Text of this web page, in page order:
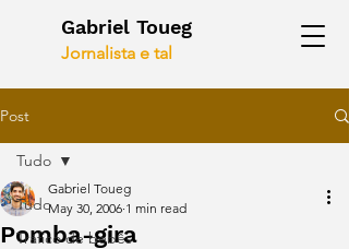
Gabriel Toueg
Jornalista e tal
Post
Tudo
Tráfico de bebês
Tudo
Pomba-gira
Gabriel Toueg
May 30, 2006 1 min read